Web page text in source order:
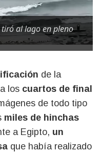
tiró al lago en pleno
de la
a los cuartos de final
de todo tipo
miles de hinchas
a Egipto, un
que había realizado